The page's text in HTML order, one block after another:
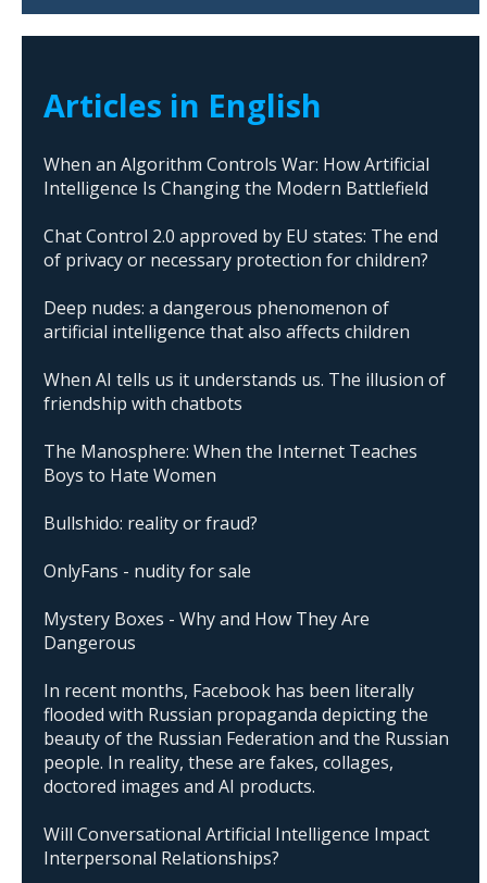
Articles in English
When an Algorithm Controls War: How Artificial
Intelligence Is Changing the Modern Battlefield
Chat Control 2.0 approved by EU states: The end
of privacy or necessary protection for children?
Deep nudes: a dangerous phenomenon of
artificial intelligence that also affects children
When AI tells us it understands us. The illusion of
friendship with chatbots
The Manosphere: When the Internet Teaches
Boys to Hate Women
Bullshido: reality or fraud?
OnlyFans - nudity for sale
Mystery Boxes - Why and How They Are
Dangerous
In recent months, Facebook has been literally
flooded with Russian propaganda depicting the
beauty of the Russian Federation and the Russian
people. In reality, these are fakes, collages,
doctored images and AI products.
Will Conversational Artificial Intelligence Impact
Interpersonal Relationships?